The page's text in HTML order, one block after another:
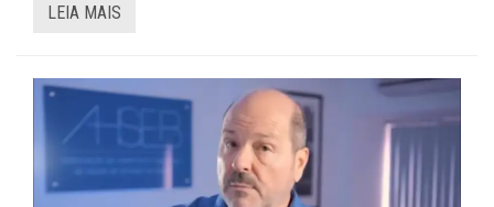
LEIA MAIS